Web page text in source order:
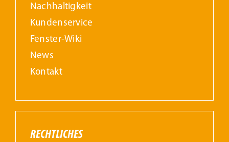
Nachhaltigkeit
Kundenservice
Fenster-Wiki
News
Kontakt
RECHTLICHES